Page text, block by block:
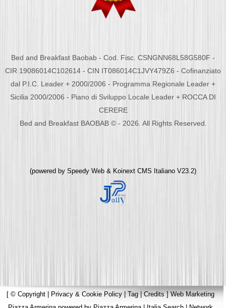
Bed and Breakfast Baobab - Cod. Fisc. CSNGNN68L58G580F -
CIR 19086014C102614 - CIN IT086014C1JVY479Z6 - Cofinanziato
dal P.I.C. Leader + 2000/2006 - Programma Regionale Leader +
Sicilia 2000/2006 - Piano di Sviluppo Locale Leader + ROCCA DI
CERERE
Bed and Breakfast BAOBAB © - 2026. All Rights Reserved.
(powered by Speedy Web & Koinext CMS Italiano V23.2)
[ © Copyright | Privacy & Cookie Policy | Tag|Credits]Web Marketing